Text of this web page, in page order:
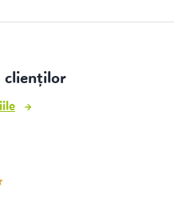
clienților